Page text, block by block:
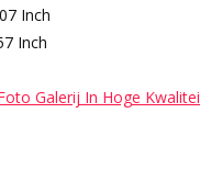
Inch
Inch
Galerij In Hoge